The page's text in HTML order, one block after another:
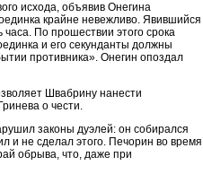
исхода, объявив Онегина
крайне невежливо. Явившийся
часа. По прошествии этого срока
и его секунданты должны
противника». Онегин опоздал
Швабрину нанести
о чести.
законы дуэлей: он собирался
и не сделал этого. Печорин во время
обрыва, что, даже при